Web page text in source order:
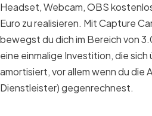
Headset, Webcam, OBS
Euro zu realisieren. Mit Capture
bewegst du dich im Bereich von
eine einmalige Investition, die sich
amortisiert, vor allem wenn du die
Dienstleister) gegenrechnest.